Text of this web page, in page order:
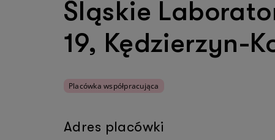
Śląskie
19, Kędzierzyn-
Placówka współpracująca
Adres placówki